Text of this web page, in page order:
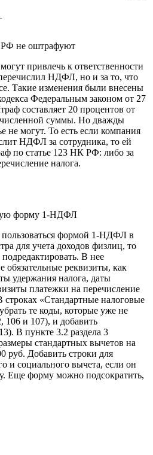
не оштрафуют
привлечь к ответственности
НДФЛ, но и за то, что
Такие изменения были внесены
Федеральным законом от 27
составляет 20 процентов от
суммы. Но дважды
не могут. То есть если компания
НДФЛ за сотрудника, то ей
по статье 123 НК РФ: либо за
налога.
форму 1-НДФЛ
формой 1-НДФЛ в
для учета доходов физлиц, то
В нее
обязательные реквизиты, как
удержания налога, даты
платежки на перечисление
«Стандартные налоговые
те коды, которые уже не
106 и 107), и добавить
В пункте 3.2 раздела 3
стандартных вычетов на
руб. Добавить строки для
и социального вычета, если он
Еще форму можно подсократить,